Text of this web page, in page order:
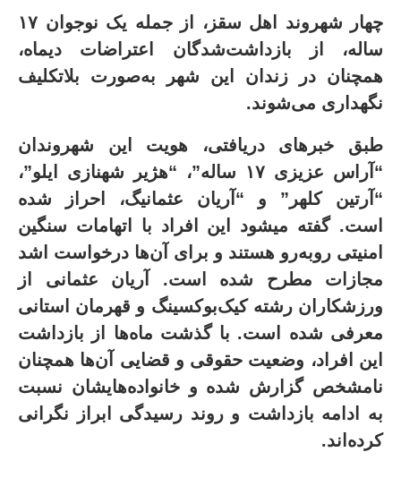
چهار شهروند اهل سقز، از جمله یک نوجوان ۱۷
ساله، از بازداشت‌شدگان اعتراضات دیماه،
همچنان در زندان این شهر به‌صورت بلاتکلیف
نگهداری می‌شوند.
طبق خبرهای دریافتی، هویت این شهروندان
“آراس عزیزی ۱۷ ساله”، “هژیر شهنازی ایلو”،
“آرتین کلهر” و “آریان عثمانیگ، احراز شده
است. گفته میشود این افراد با اتهامات سنگین
امنیتی روبه‌رو هستند و برای آن‌ها درخواست اشد
مجازات مطرح شده است. آریان عثمانی از
ورزشکاران رشته کیک‌بوکسینگ و قهرمان استانی
معرفی شده است. با گذشت ماه‌ها از بازداشت
این افراد، وضعیت حقوقی و قضایی آن‌ها همچنان
نامشخص گزارش شده و خانواده‌هایشان نسبت
به ادامه بازداشت و روند رسیدگی ابراز نگرانی
کرده‌اند.